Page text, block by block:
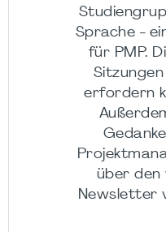
Sprache -
für PMP.
erfordern
über den
Newsletter